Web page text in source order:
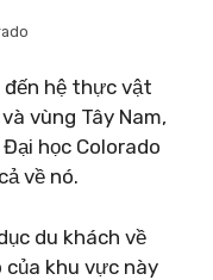
hệ thực vật
vùng Tây Nam,
học Colorado
về nó.
du khách về
khu vực này